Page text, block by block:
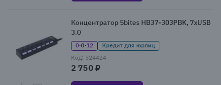
Концентратор 5bites HB37-303PBK, 7xUSB
3.0
0·0·12
Кредит для юрлиц
Код: 524424
2 750 ₽